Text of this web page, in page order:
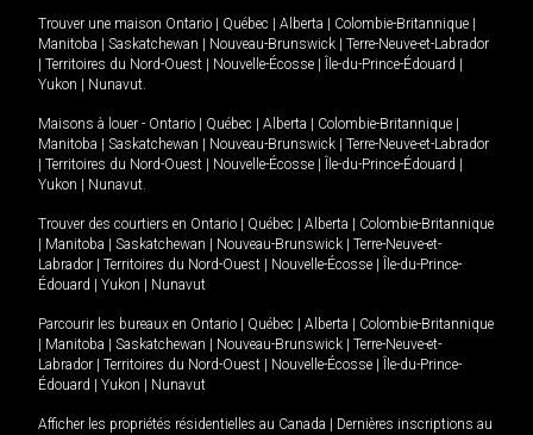
Trouver une maison Ontario Québec Alberta Colombie-Britannique
Manitoba
Saskatchewan Nouveau-Brunswick
Terre-Neuve-et-Labrador
Territoires du Nord-Ouest Nouvelle-Écosse Île-du-Prince-Édouard
Yukon
Nunavut.
Maisons à louer - Ontario Québec Alberta Colombie-Britannique
Manitoba
Saskatchewan Nouveau-Brunswick
Terre-Neuve-et-Labrador
Territoires du Nord-Ouest Nouvelle-Écosse Île-du-Prince-Édouard
Yukon
Nunavut.
Trouver des courtiers en Ontario Québec Alberta
Colombie-Britannique
Manitoba Saskatchewan Nouveau-Brunswick
Terre-Neuve-et-
Labrador
Territoires du Nord-Ouest Nouvelle-Écosse
Île-du-Prince-
Édouard
Yukon Nunavut
Parcourir les bureaux en Ontario Québec Alberta
Colombie-Britannique
Manitoba Saskatchewan Nouveau-Brunswick
Terre-Neuve-et-
Labrador
Territoires du Nord-Ouest Nouvelle-Écosse
Île-du-Prince-
Édouard
Yukon Nunavut
Afficher les propriétés résidentielles au Canada
Dernières inscriptions au